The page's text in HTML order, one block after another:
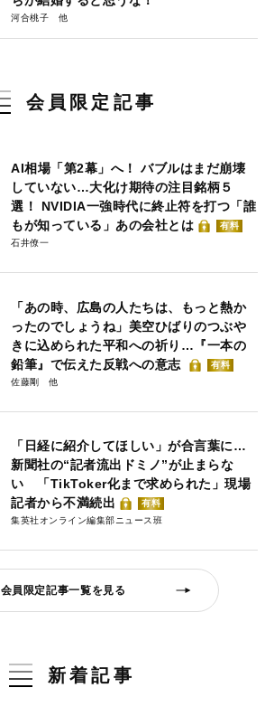
河合桃子
会員限定記事
AI相場「第2幕」へ！ バブルはまだ崩壊
していない…大化け期待の注目銘柄５
選！ NVIDIA一強時代に終止符を打つ「誰
もが知っている」あの会社とは
有料
石井僚一
「あの時、広島の人たちは、もっと熱か
ったのでしょうね」美空ひばりのつぶや
きに込められた平和への祈り…『一本の
鉛筆』で伝えた反戦への意志
有料
佐藤剛
「日経に紹介してほしい」が合言葉に…
新聞社の“記者流出ドミノ”が止まらな
い 「TikToker化まで求められた」現場
記者から不満続出
有料
集英社オンライン編集部ニュース班
会員限定記事一覧を見る
新着記事